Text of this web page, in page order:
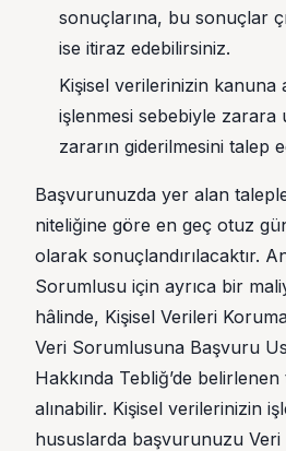
sonuçlarına, bu sonuçlar
ise itiraz edebilirsiniz.
Kişisel verilerinizin kanuna
işlenmesi sebebiyle zarara
zararın giderilmesini talep
Başvurunuzda yer alan
niteliğine göre en geç otuz
olarak sonuçlandırılacaktır.
Sorumlusu için ayrıca bir
hâlinde, Kişisel Verileri
Veri Sorumlusuna Başvuru
Hakkında Tebliğ’de
alınabilir. Kişisel verilerinizin
hususlarda başvurunuzu